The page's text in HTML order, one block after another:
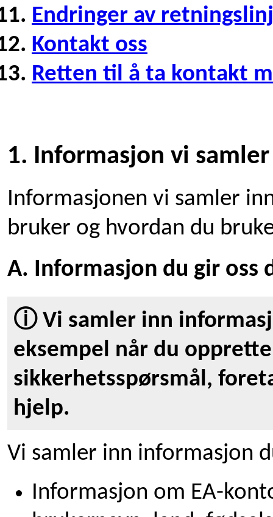
Endringer av
Kontakt oss
Retten til å ta kontakt
1. Informasjon vi
Informasjonen vi samler
bruker og hvordan du
A. Informasjon du gir oss
ⓘ Vi samler inn
eksempel når du
sikkerhetsspørsmål,
hjelp.
Vi samler inn informasjon
Informasjon om EA-